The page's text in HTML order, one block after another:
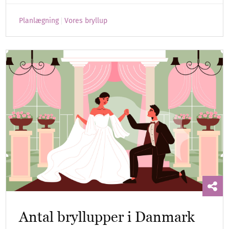
Planlægning Vores bryllup
Antal bryllupper i Danmark